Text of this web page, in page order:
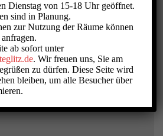
Sommerfest im Museumsgarten immer
Dienstag von 15-18 Uhr geöffnet.
sind in Planung.
zur Nutzung der Räume können
anfragen.
ab sofort unter
. Wir freuen uns, Sie am
zu dürfen. Diese Seite wird
bleiben, um alle Besucher über